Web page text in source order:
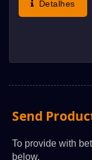
Deslizante Com
Detalhes